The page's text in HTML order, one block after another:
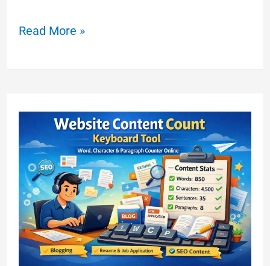
Current
in
|
Current
Affairs,
Daily
&
Monthly
Current
Read More »